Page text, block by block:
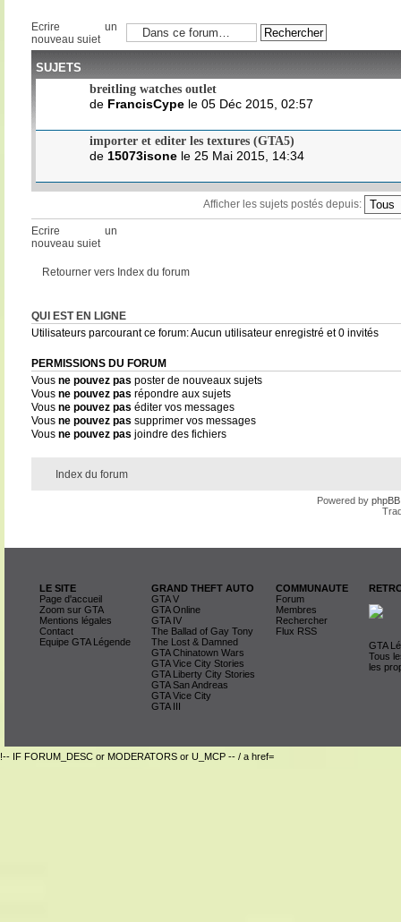
Ecrire un
nouveau sujet
SUJETS
breitling watches outlet
de FrancisCypele 05 Déc 2015, 02:57
importer et editer les textures (GTA5)
de 15073isonele 25 Mai 2015, 14:34
Afficher les sujets postés depuis:
Ecrire un
nouveau sujet
Retourner vers Index du forum
QUI EST EN LIGNE
Utilisateurs parcourant ce forum: Aucun utilisateur enregistré et 0 invités
PERMISSIONS DU FORUM
Vous ne pouvez pas poster de nouveaux sujets
Vous ne pouvez pas répondre aux sujets
Vous ne pouvez pas éditer vos messages
Vous ne pouvez pas supprimer vos messages
Vous ne pouvez pas joindre des fichiers
Index du forum
Powered by phpBB
LE SITE
Page d'accueil
Zoom sur GTA
Mentions légales
Contact
Equipe GTA Légende
GRAND THEFT AUTO
GTA V
GTA Online
GTA IV
The Ballad of Gay Tony
The Lost & Damned
GTA Chinatown Wars
GTA Vice City Stories
GTA Liberty City Stories
GTA San Andreas
GTA Vice City
GTA III
COMMUNAUTE
Forum
Membres
Rechercher
Flux RSS
GTA
Tous
les
!-- IF FORUM_DESC or MODERATORS or U_MCP -- / a href=